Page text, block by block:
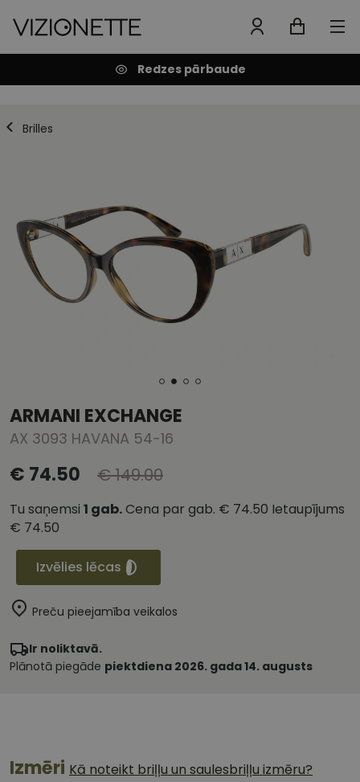
Redzes pārbaude
Brilles
ARMANI EXCHANGE
AX 3093 HAVANA 54-16
€ 74.50 € 149.00
Tu saņemsi 1 gab.Cena par gab. € 74.50 Ietaupījums
€ 74.50
Izvēlies lēcas
Preču pieejamība veikalos
Ir noliktavā.
Plānotā piegāde piektdiena 2026. gada 14. augusts
Izmēri Kā noteikt briļļu un saulesbriļļu izmēru?